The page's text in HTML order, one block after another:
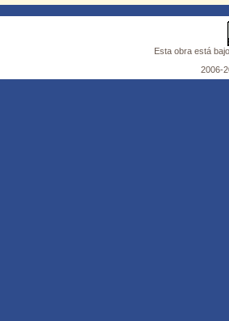
Esta obra está
2006-